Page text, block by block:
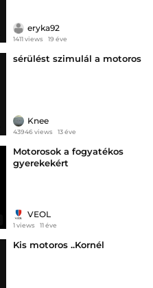
eryka92
1411 views 19 éve
sérülést szimulál a motoros
Knee
43946 views 13 éve
Motorosok a fogyatékos
gyerekekért
VEOL
1 views 11 éve
Kis motoros ..Kornél